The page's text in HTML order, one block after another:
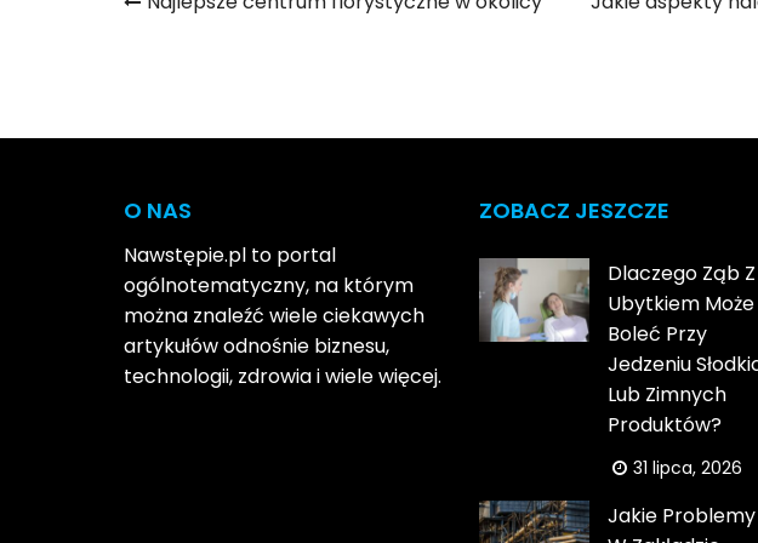
Nawigacja
O NAS
Nawstępie.pl to portal
ogólnotematyczny, na którym
można znaleźć wiele ciekawych
artykułów odnośnie biznesu,
technologii, zdrowia i wiele więcej.
ZOBACZ JESZCZE
Dlaczego Ząb Z
Ubytkiem Może
Boleć Przy
Jedzeniu
Lub Zimnych
Produktów?
31 lipca, 2026
Jakie Problemy